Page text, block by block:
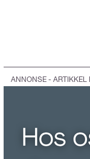
ANNONSE - ARTIKKEL